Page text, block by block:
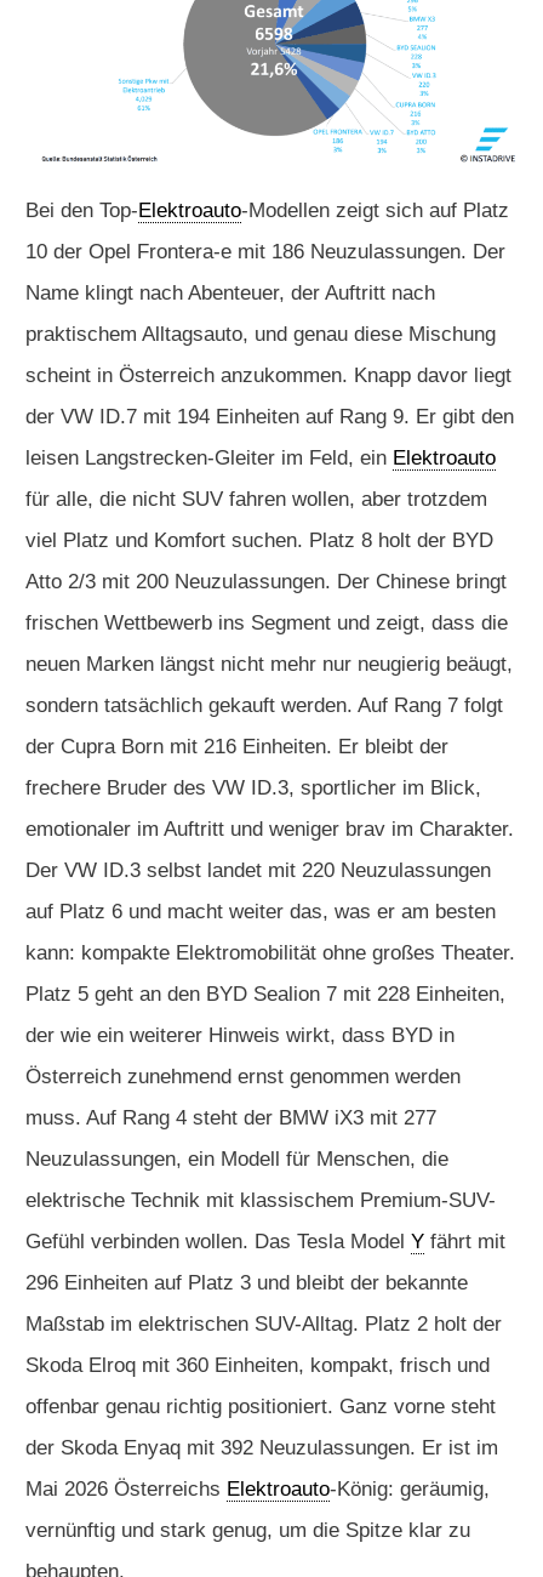
Bei den Top-Elektroauto-Modellen zeigt sich auf Platz
10 der Opel Frontera-e mit 186 Neuzulassungen. Der
Name klingt nach Abenteuer, der Auftritt nach
praktischem Alltagsauto, und genau diese Mischung
scheint in Österreich anzukommen. Knapp davor liegt
der VW ID.7 mit 194 Einheiten auf Rang 9. Er gibt den
leisen Langstrecken-Gleiter im Feld, ein Elektroauto
für alle, die nicht SUV fahren wollen, aber trotzdem
viel Platz und Komfort suchen. Platz 8 holt der BYD
Atto 2/3 mit 200 Neuzulassungen. Der Chinese bringt
frischen Wettbewerb ins Segment und zeigt, dass die
neuen Marken längst nicht mehr nur neugierig beäugt,
sondern tatsächlich gekauft werden. Auf Rang 7 folgt
der Cupra Born mit 216 Einheiten. Er bleibt der
frechere Bruder des VW ID.3, sportlicher im Blick,
emotionaler im Auftritt und weniger brav im Charakter.
Der VW ID.3 selbst landet mit 220 Neuzulassungen
auf Platz 6 und macht weiter das, was er am besten
kann: kompakte Elektromobilität ohne großes Theater.
Platz 5 geht an den BYD Sealion 7 mit 228 Einheiten,
der wie ein weiterer Hinweis wirkt, dass BYD in
Österreich zunehmend ernst genommen werden
muss. Auf Rang 4 steht der BMW iX3 mit 277
Neuzulassungen, ein Modell für Menschen, die
elektrische Technik mit klassischem Premium-SUV-
Gefühl verbinden wollen. Das Tesla Model Y fährt mit
296 Einheiten auf Platz 3 und bleibt der bekannte
Maßstab im elektrischen SUV-Alltag. Platz 2 holt der
Skoda Elroq mit 360 Einheiten, kompakt, frisch und
offenbar genau richtig positioniert. Ganz vorne steht
der Skoda Enyaq mit 392 Neuzulassungen. Er ist im
Mai 2026 Österreichs Elektroauto-König: geräumig,
vernünftig und stark genug, um die Spitze klar zu
behaupten.